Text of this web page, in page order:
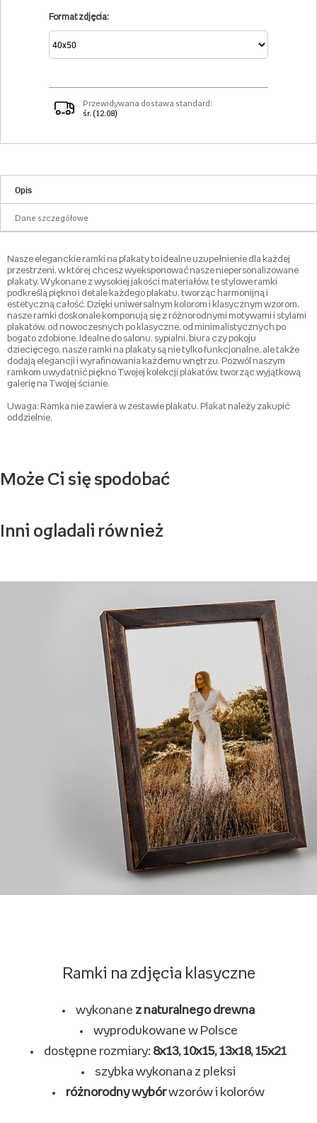
Format zdjęcia:
Przewidywana dostawa standard:
śr. (12.08)
Opis
Dane szczegółowe
Nasze eleganckie ramki na plakaty to idealne uzupełnienie dla każdej
przestrzeni, w której chcesz wyeksponować nasze niepersonalizowane
plakaty. Wykonane z wysokiej jakości materiałów, te stylowe ramki
podkreślą piękno i detale każdego plakatu, tworząc harmonijną i
estetyczną całość. Dzięki uniwersalnym kolorom i klasycznym wzorom,
nasze ramki doskonale komponują się z różnorodnymi motywami i stylami
plakatów, od nowoczesnych po klasyczne, od minimalistycznych po
bogato zdobione. Idealne do salonu, sypialni, biura czy pokoju
dziecięcego, nasze ramki na plakaty są nie tylko funkcjonalne, ale także
dodają elegancji i wyrafinowania każdemu wnętrzu. Pozwól naszym
ramkom uwydatnić piękno Twojej kolekcji plakatów, tworząc wyjątkową
galerię na Twojej ścianie.
Uwaga: Ramka nie zawiera w zestawie plakatu. Plakat należy zakupić
oddzielnie.
Może Ci się spodobać
Inni ogladali również